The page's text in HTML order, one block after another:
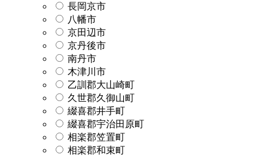
長岡京市
八幡市
京田辺市
京丹後市
南丹市
木津川市
乙訓郡大山崎町
久世郡久御山町
綴喜郡井手町
綴喜郡宇治田原町
相楽郡笠置町
相楽郡和束町